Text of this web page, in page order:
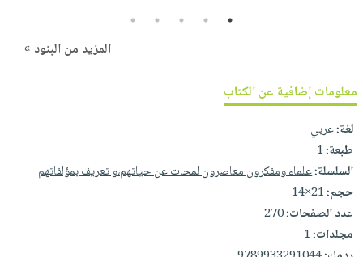
انشر
كتابك
تواصل
معنا
1
2
3
4
5
المزيد من البنود »
معلومات إضافية عن الكتاب
لغة:عربي
طبعة:1
السلسلة:علماء ومفكرون معاصرون لمحات عن حياتهم،و تعريف بمؤلفاتهم
حجم:21×14
عدد الصفحات:270
مجلدات:1